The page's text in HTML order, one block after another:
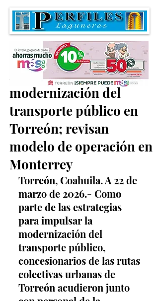
Avanza la
modernización del
transporte público en
Torreón; revisan
modelo de operación en
Monterrey
Torreón, Coahuila. A 22 de
marzo de 2026.- Como
parte de las estrategias
para impulsar la
modernización del
transporte público,
concesionarios de las rutas
colectivas urbanas de
Torreón acudieron junto